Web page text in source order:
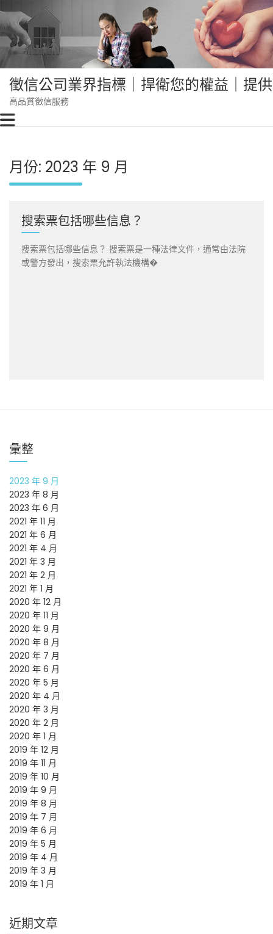
to
content
徵信公司業界指標｜捍衛您的權益｜提
高品質徵信服務
月份: 2023 年 9 月
搜索票包括哪些信息？
搜索票包括哪些信息？ 搜索票是一種法律文件，通常由法院
或警方發出，搜索票允許執法機構�
彙整
2023 年 9 月
2023 年 8 月
2023 年 6 月
2021 年 11 月
2021 年 6 月
2021 年 4 月
2021 年 3 月
2021 年 2 月
2021 年 1 月
2020 年 12 月
2020 年 11 月
2020 年 9 月
2020 年 8 月
2020 年 7 月
2020 年 6 月
2020 年 5 月
2020 年 4 月
2020 年 3 月
2020 年 2 月
2020 年 1 月
2019 年 12 月
2019 年 11 月
2019 年 10 月
2019 年 9 月
2019 年 8 月
2019 年 7 月
2019 年 6 月
2019 年 5 月
2019 年 4 月
2019 年 3 月
2019 年 1 月
近期文章